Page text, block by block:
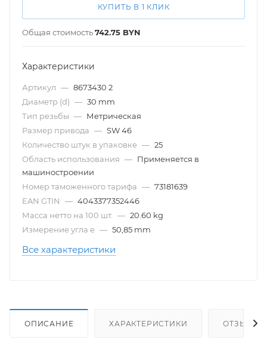
КУПИТЬ В 1 КЛИК
Общая стоимость742.75 BYN
Характеристики
Артикул — 8673430 2
Диаметр (d) — 30 mm
Тип резьбы — Метрическая
Размер привода — SW 46
Количество штук в упаковке — 25
Область использования — Применяется в
машиностроении
Номер таможенного тарифа — 73181639
EAN GTIN
— 4043377352446
Масса нетто на 100 шт.
— 20.60 kg
Измерение угла e — 50,85 mm
Все характеристики
ОПИСАНИЕ ХАРАКТЕРИСТИКИ ОТЗЫВЫ